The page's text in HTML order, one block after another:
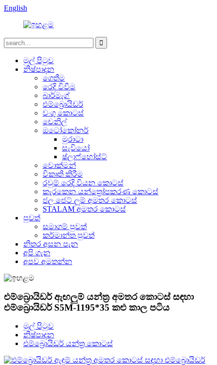
English
මුල් පිටුව
නිෂ්පාදන
ගෙතීම
රෙදි විවීම
බාර්මැග්
එම්බ්‍රොයිඩර්
වංගු කොටස්
චෙනිල්
ඔටෝකෝනර්
මුරාටා
සැවියෝ
ෂ්ලාෆ්හෝස්ට්
වොක්මන්
විකෘති කිරීම
රවුම් රෙදි වියන කොටස්
කැරකෙන යන්ත්‍රෝපකරණ කොටස්
ජල ජෙට් ලූම් අමතර කොටස්
STALAM අමතර කොටස්
පුවත්
සමාගම් පුවත්
කර්මාන්ත පුවත්
නිතර අසන පැන
අපි ගැන
අපව අමතන්න
එම්බ්‍රොයිඩර් ඇඟලුම් යන්ත්‍ර අමතර කොටස් සඳහා
එම්බ්‍රොයිඩර් S5M-1195*35 කළු කාල පටිය
මුල් පිටුව
නිෂ්පාදන
එම්බ්‍රොයිඩර් යන්ත්‍ර කොටස්